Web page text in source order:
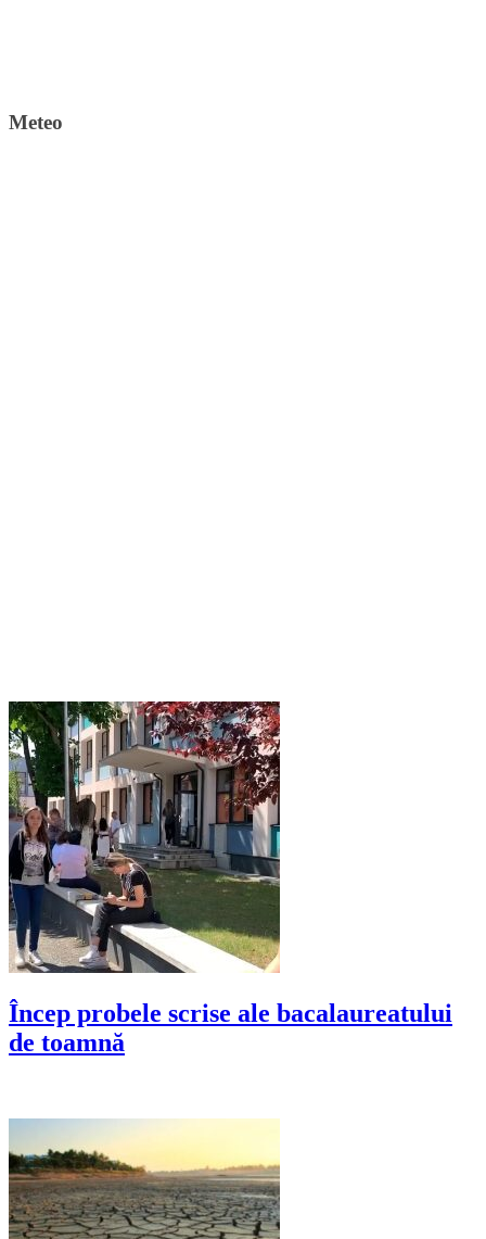
Meteo
Încep probele scrise ale bacalaureatului
de toamnă